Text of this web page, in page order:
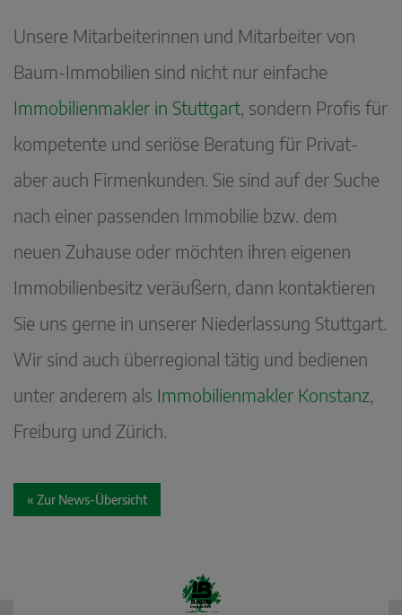
Unsere Mitarbeiterinnen und Mitarbeiter von
Baum-Immobilien sind nicht nur einfache
Immobilienmakler in Stuttgart, sondern Profis für
kompetente und seriöse Beratung für Privat-
aber auch Firmenkunden. Sie sind auf der Suche
nach einer passenden Immobilie bzw. dem
neuen Zuhause oder möchten ihren eigenen
Immobilienbesitz veräußern, dann kontaktieren
Sie uns gerne in unserer Niederlassung Stuttgart.
Wir sind auch überregional tätig und bedienen
unter anderem als Immobilienmakler Konstanz,
Freiburg und Zürich.
« Zur News-Übersicht